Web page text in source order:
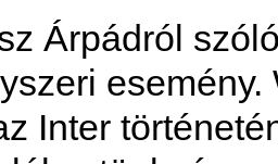
Árpádról
Inter